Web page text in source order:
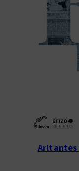
Arlt antes